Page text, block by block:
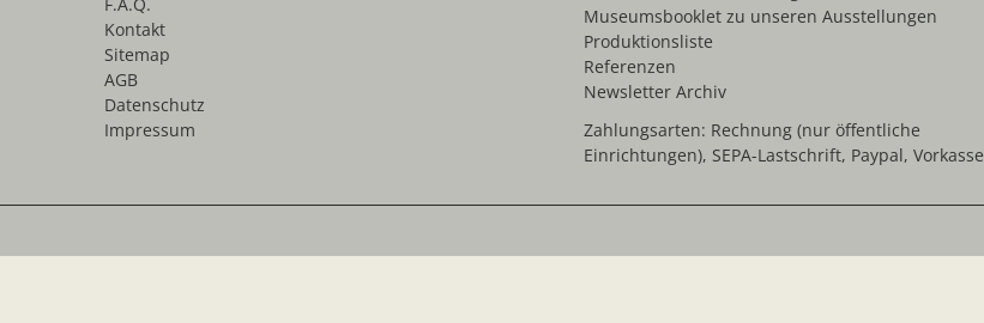
Kontakt
Sitemap
AGB
Datenschutz
Impressum
Museumsbooklet zu unseren Ausstellungen
Produktionsliste
Referenzen
Newsletter Archiv
Zahlungsarten: Rechnung (nur öffentliche
Einrichtungen), SEPA-Lastschrift, Paypal, Vorkasse